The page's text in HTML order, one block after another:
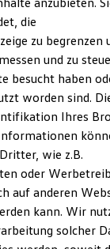
die
zu begrenzen
und zu
besucht haben
worden sind.
Ihres
wie z.B.
oder
auf anderen
kann. Wir
solcher